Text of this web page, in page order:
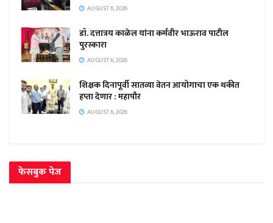
AUGUST 6, 2026
डॉ. दत्तात्रय काळेल यांना कर्मवीर भाऊराव पाटील
पुरस्कारा
AUGUST 6, 2026
शिक्षक दिनापूर्वी सातव्या वेतन आयोगाचा एक थकीत
हप्ता देणार : महापौर
AUGUST 6, 2026
फेसबुक पेज